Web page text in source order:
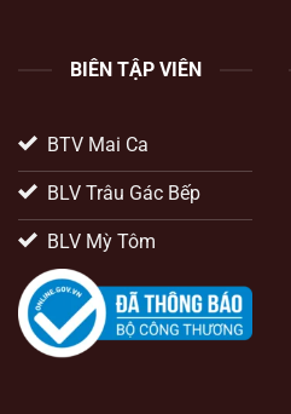
BIÊN TẬP VIÊN
BTV Mai Ca
BLV Trâu Gác Bếp
BLV Mỳ Tôm